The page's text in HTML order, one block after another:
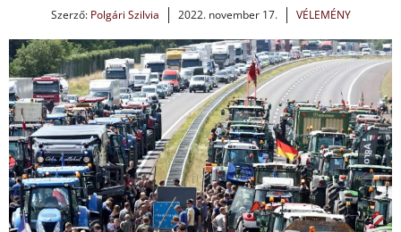
Szerző: Polgári Szilvia 2022. november 17. VÉLEMÉNY